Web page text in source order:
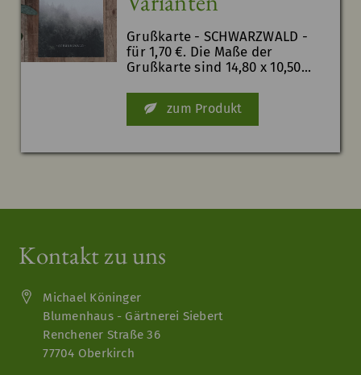
Grußkarte - SCHWARZWALD -
für 1,70 €. Die Maße der
Grußkarte sind 14,80 x 10,50...
zum Produkt
Kontakt zu uns
Michael Köninger
Blumenhaus - Gärtnerei Siebert
Renchener Straße 36
77704 Oberkirch